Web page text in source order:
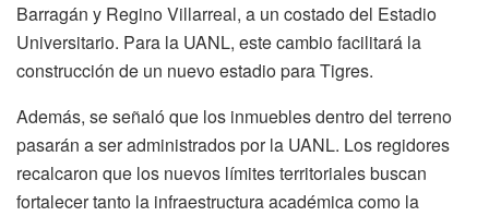
Barragán y Regino Villarreal, a un costado del Estadio
Universitario. Para la UANL, este cambio facilitará la
construcción de un nuevo estadio para Tigres.
Además, se señaló que los inmuebles dentro del terreno
pasarán a ser administrados por la UANL. Los regidores
recalcaron que los nuevos límites territoriales buscan
fortalecer tanto la infraestructura académica como la